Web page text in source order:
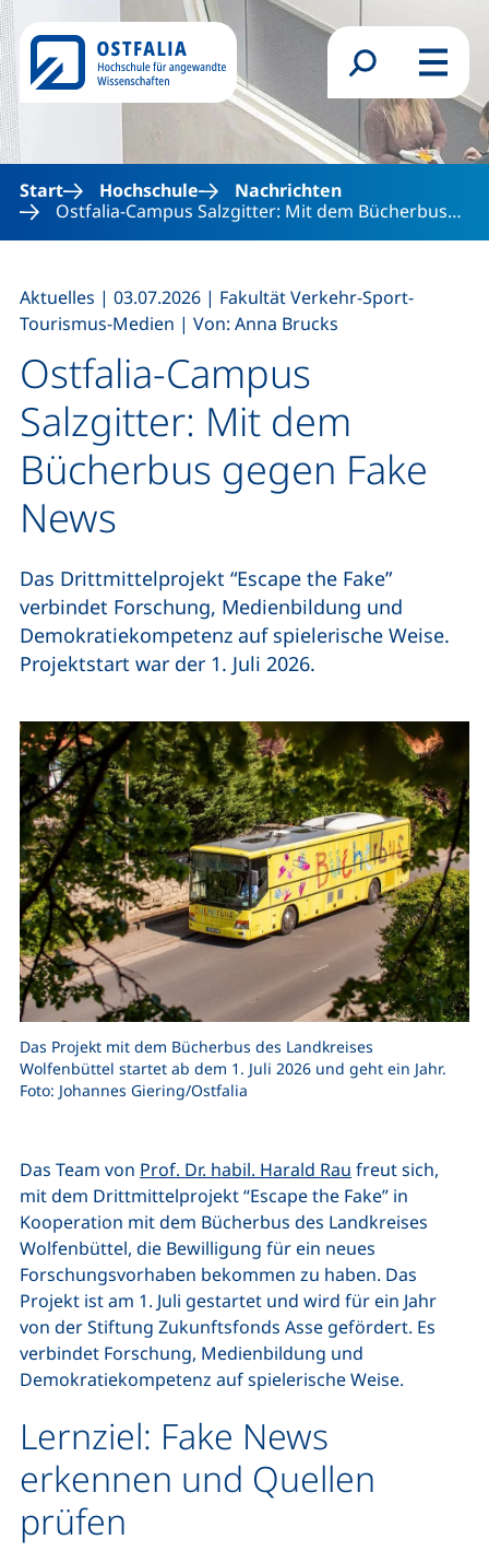
Direkt zum Inhalt
Suchformular
Menü
Start Hochschule
Nachrichten
Ostfalia-Campus Salzgitter: Mit dem Bücherbus…
Ostfalia-Campus
Salzgitter: Mit dem
Bücherbus gegen Fake
News
Aktuelles | 03.07.2026 | Fakultät Verkehr-Sport-
Tourismus-Medien | Von: Anna Brucks
Das Drittmittelprojekt “Escape the Fake”
verbindet Forschung, Medienbildung und
Demokratiekompetenz auf spielerische Weise.
Projektstart war der 1. Juli 2026.
Das Projekt mit dem Bücherbus des Landkreises
Wolfenbüttel startet ab dem 1. Juli 2026 und geht ein Jahr.
Foto: Johannes Giering/Ostfalia
Das Team von Prof. Dr. habil. Harald Rau freut sich,
mit dem Drittmittelprojekt “Escape the Fake” in
Kooperation mit dem Bücherbus des Landkreises
Wolfenbüttel, die Bewilligung für ein neues
Forschungsvorhaben bekommen zu haben. Das
Projekt ist am 1. Juli gestartet und wird für ein Jahr
von der Stiftung Zukunftsfonds Asse gefördert. Es
verbindet Forschung, Medienbildung und
Demokratiekompetenz auf spielerische Weise.
Lernziel: Fake News
erkennen und Quellen
prüfen